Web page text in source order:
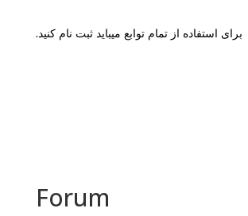
برای استفاده از تمام توابع میباید ثبت نام کنید.
Forum